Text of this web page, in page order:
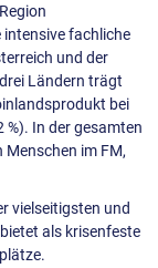
fachliche
und der
Ländern trägt
bei
%). In der gesamten
Menschen im FM,
vielseitigsten und
als krisenfeste